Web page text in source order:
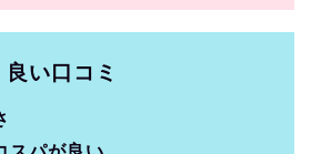
良い口コミ